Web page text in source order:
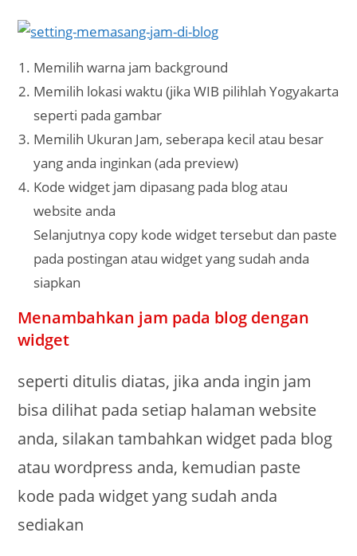
Memilih warna jam background
Memilih lokasi waktu (jika WIB pilihlah Yogyakarta
seperti pada gambar
Memilih Ukuran Jam, seberapa kecil atau besar
yang anda inginkan (ada preview)
Kode widget jam dipasang pada blog atau
website anda
Selanjutnya copy kode widget tersebut dan paste
pada postingan atau widget yang sudah anda
siapkan
Menambahkan jam pada blog dengan
widget
seperti ditulis diatas, jika anda ingin jam
bisa dilihat pada setiap halaman website
anda, silakan tambahkan widget pada blog
atau wordpress anda, kemudian paste
kode pada widget yang sudah anda
sediakan